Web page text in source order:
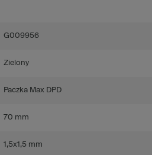
G009956
Zielony
Paczka Max DPD
70 mm
1,5x1,5 mm